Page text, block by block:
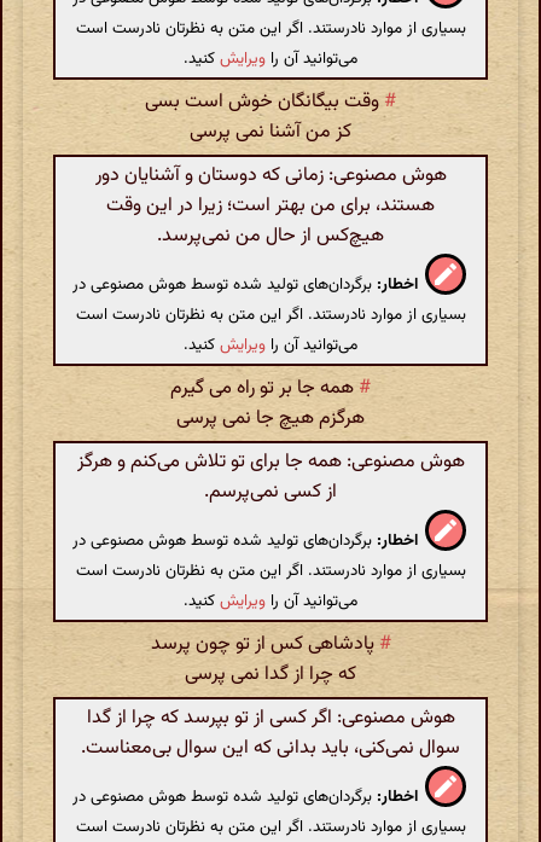
بسیاری از موارد نادرستند. اگر این متن به نظرتان نادرست است
می‌توانید آن را ویرایشکنید.
# وقت بیگانگان خوش است بسی
کز من آشنا نمی پرسی
هوش مصنوعی: زمانی که دوستان و آشنایان دور
هستند، برای من بهتر است؛ زیرا در این وقت
هیچ‌کس از حال من نمی‌پرسد.
اخطار: برگردان‌های تولید شده توسط هوش مصنوعی در
بسیاری از موارد نادرستند. اگر این متن به نظرتان نادرست است
می‌توانید آن را ویرایشکنید.
# همه جا بر تو راه می گیرم
هرگزم هیچ جا نمی پرسی
هوش مصنوعی: همه جا برای تو تلاش می‌کنم و هرگز
از کسی نمی‌پرسم.
اخطار: برگردان‌های تولید شده توسط هوش مصنوعی در
بسیاری از موارد نادرستند. اگر این متن به نظرتان نادرست است
می‌توانید آن را ویرایشکنید.
# پادشاهی کس از تو چون پرسد
که چرا از گدا نمی پرسی
هوش مصنوعی: اگر کسی از تو بپرسد که چرا از گدا
سوال نمی‌کنی، باید بدانی که این سوال بی‌معناست.
اخطار: برگردان‌های تولید شده توسط هوش مصنوعی در
بسیاری از موارد نادرستند. اگر این متن به نظرتان نادرست است